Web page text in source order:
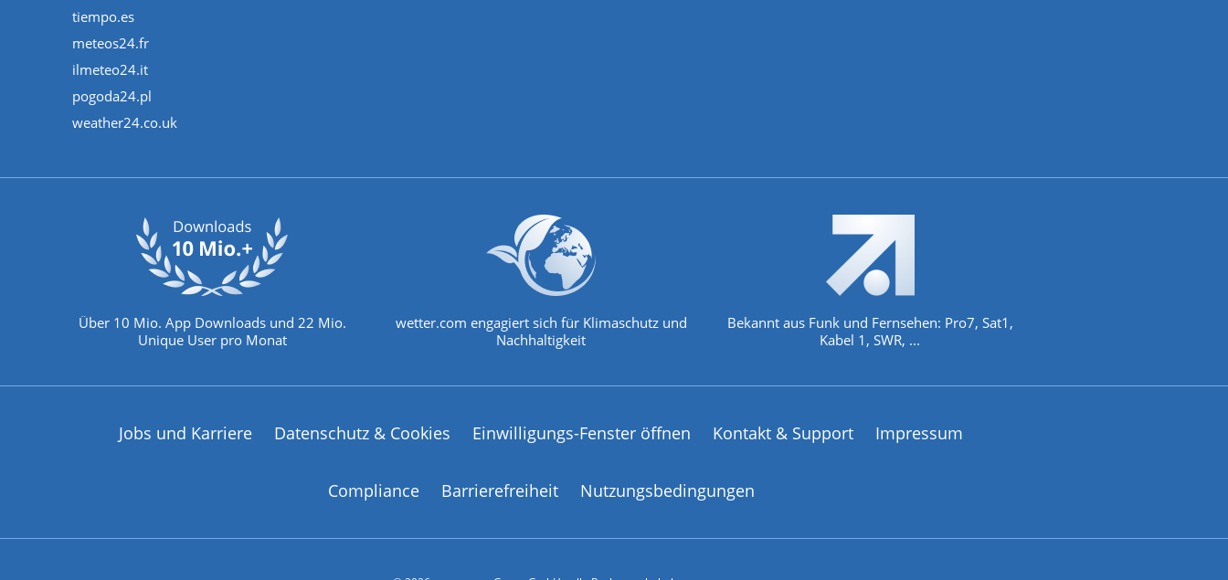
tiempo.es
meteos24.fr
ilmeteo24.it
pogoda24.pl
weather24.co.uk
Über 10 Mio. App Downloads und 22 Mio.
Unique User pro Monat
wetter.com engagiert sich für Klimaschutz und
Nachhaltigkeit
Bekannt aus Funk und Fernsehen: Pro7, Sat1,
Kabel 1, SWR, ...
Jobs und Karriere Datenschutz & Cookies Einwilligungs-Fenster öffnen Kontakt & Support Impressum
Compliance Barrierefreiheit Nutzungsbedingungen